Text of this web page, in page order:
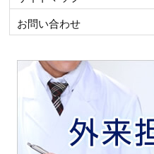
お問い合わせ